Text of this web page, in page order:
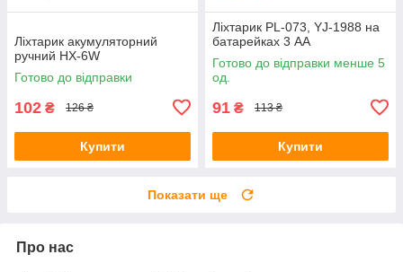
Ліхтарик акумуляторний
ручний HX-6W
Готово до відправки
102 ₴ 126 ₴
Купити
Ліхтарик PL-073, YJ-1988 на
батарейках 3 АА
Готово до відправки менше 5
од.
91 ₴ 113 ₴
Купити
Показати ще
Про нас